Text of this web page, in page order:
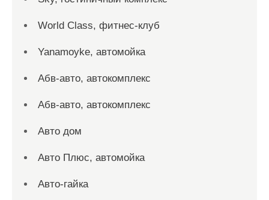
World Class, фитнес-клуб
Yanamoyke, автомойка
Абв-авто, автокомплекс
Абв-авто, автокомплекс
Авто дом
Авто Плюс, автомойка
Авто-гайка